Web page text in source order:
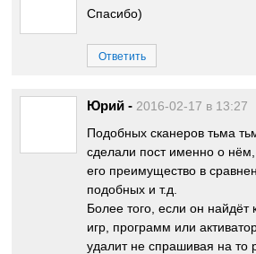
Спасибо)
Ответить
Юрий - 2016-02-17 в 13:27
Подобных сканеров тьма
сделали пост именно о
его преимущество в
подобных и т.д.
Более того, если он найдёт
игр, программ или
удалит не спрашивая на то